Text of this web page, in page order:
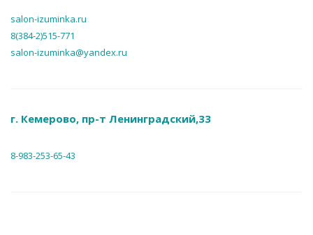
salon-izuminka.ru
8(384-2)515-771
salon-izuminka@yandex.ru
г. Кемерово, пр-т Ленинградский,33
8-983-253-65-43